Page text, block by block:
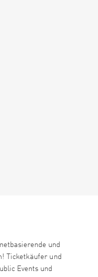
und
Ticketkäufer und
Events und